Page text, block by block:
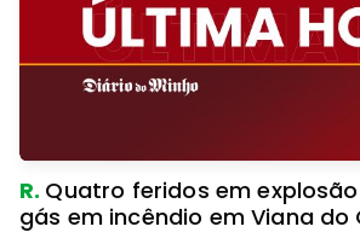
R. Quatro feridos em
gás em incêndio em Viana do